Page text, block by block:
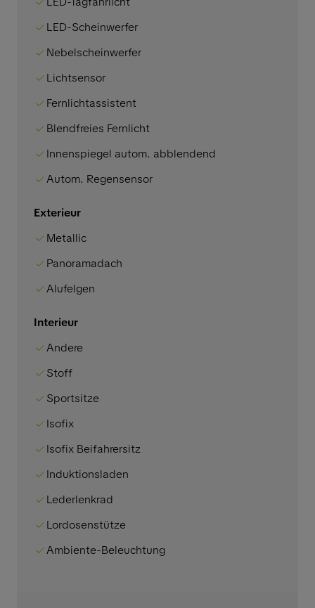
LED-Scheinwerfer
Nebelscheinwerfer
Lichtsensor
Fernlichtassistent
Blendfreies Fernlicht
Innenspiegel autom. abblendend
Autom. Regensensor
Exterieur
Metallic
Panoramadach
Alufelgen
Interieur
Andere
Stoff
Sportsitze
Isofix
Isofix Beifahrersitz
Induktionsladen
Lederlenkrad
Lordosenstütze
Ambiente-Beleuchtung